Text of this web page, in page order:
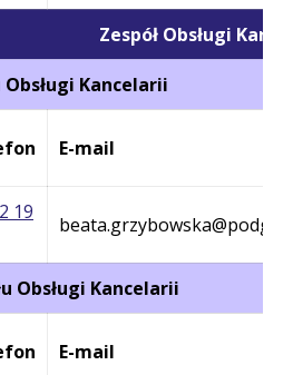
Zespół Obsługi
Kancelarii
E-mail
19
Obsługi Kancelarii
E-mail